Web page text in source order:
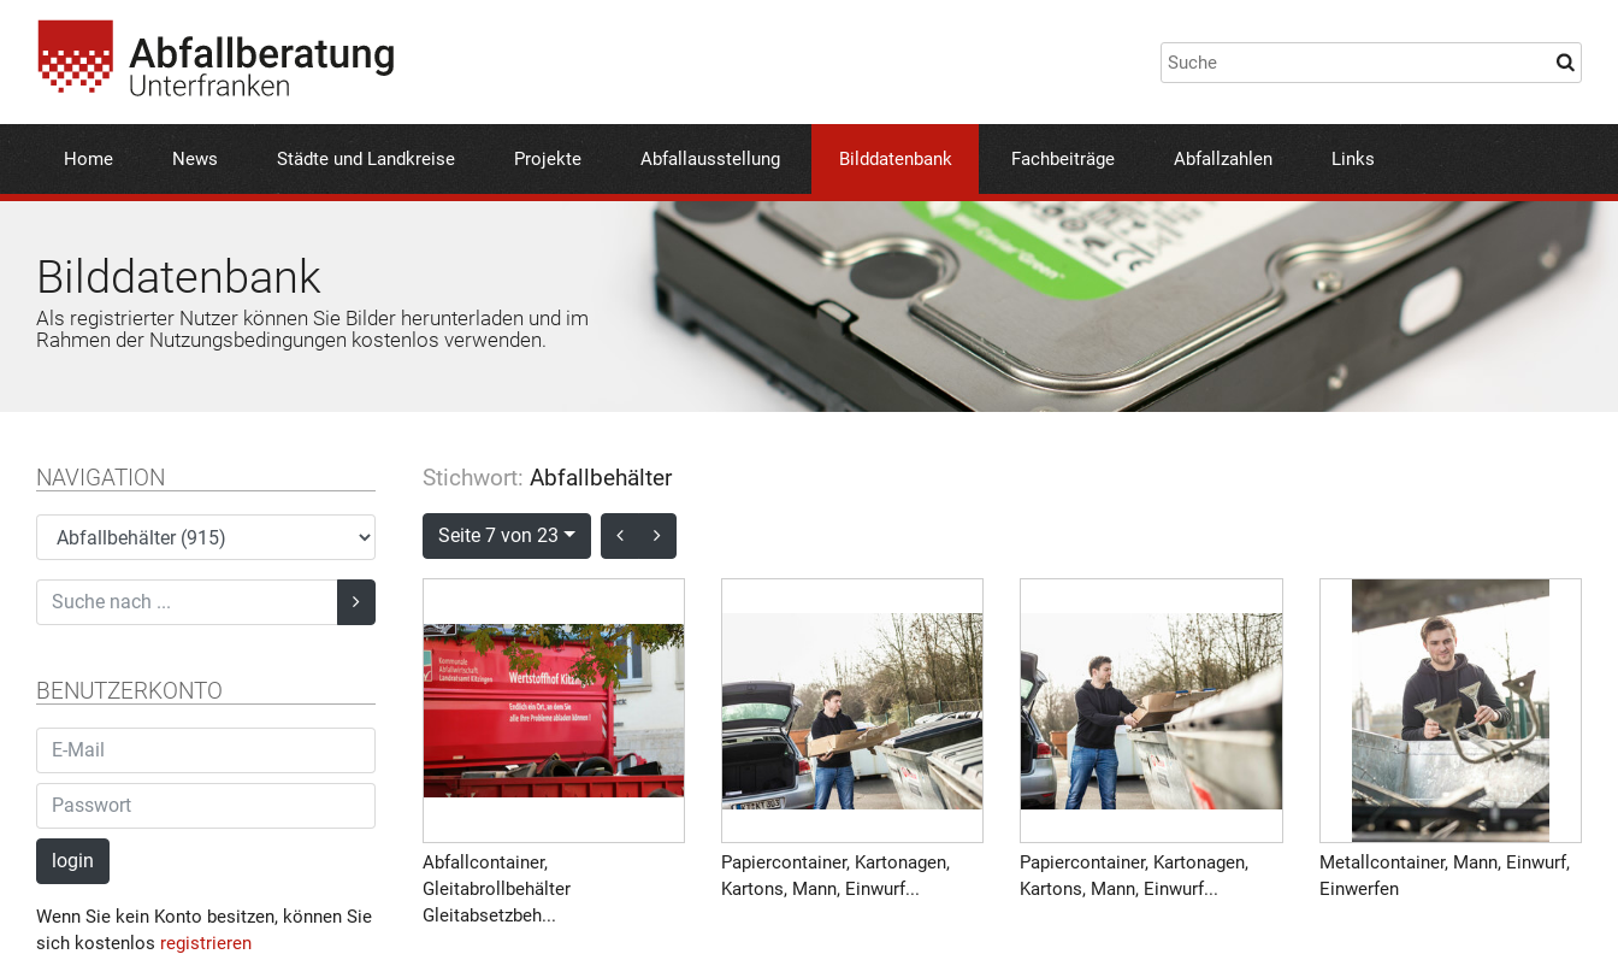
Home News Städte und Landkreise Projekte Abfallausstellung Bilddatenbank Fachbeiträge Abfallzahlen Links
Bilddatenbank
Als registrierter Nutzer können Sie Bilder herunterladen und im
Rahmen der Nutzungsbedingungen kostenlos verwenden.
NAVIGATION
BENUTZERKONTO
login
Wenn Sie kein Konto besitzen, können Sie
sich kostenlos registrieren
Stichwort: Abfallbehälter
Seite 7 von 23
Abfallcontainer,
Gleitabrollbehälter
Gleitabsetzbeh...
Papiercontainer, Kartonagen,
Kartons, Mann, Einwurf...
Papiercontainer, Kartonagen,
Kartons, Mann, Einwurf...
Metallcontainer, Mann, Einwurf,
Einwerfen